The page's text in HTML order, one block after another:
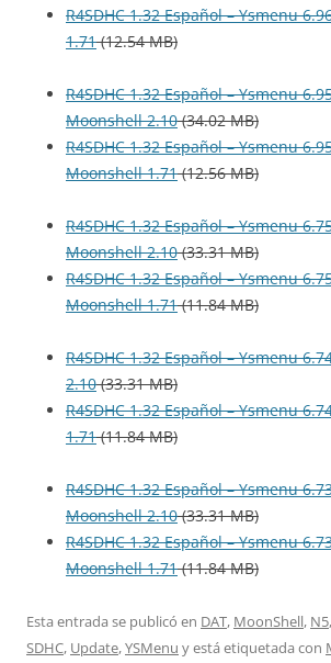
R4SDHC 1.32 Español – Ysmenu
1.71(12.54 MB)
R4SDHC 1.32 Español – Ysmenu
Moonshell 2.10(34.02 MB)
R4SDHC 1.32 Español – Ysmenu
Moonshell 1.71(12.56 MB)
R4SDHC 1.32 Español – Ysmenu
Moonshell 2.10(33.31 MB)
R4SDHC 1.32 Español – Ysmenu
Moonshell 1.71(11.84 MB)
R4SDHC 1.32 Español – Ysmenu
2.10(33.31 MB)
R4SDHC 1.32 Español – Ysmenu
1.71(11.84 MB)
R4SDHC 1.32 Español – Ysmenu
Moonshell 2.10(33.31 MB)
R4SDHC 1.32 Español – Ysmenu
Moonshell 1.71(11.84 MB)
Esta entrada se publicó en DAT, MoonShell, N5,
SDHC, Update,YSMenu y está etiquetada con